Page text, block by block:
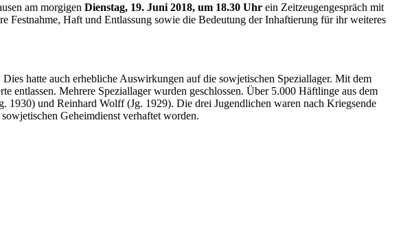
am morgigen Dienstag, 19. Juni 2018, um 18.30 Uhr ein Zeitzeugengespräch mit
Festnahme, Haft und Entlassung sowie die Bedeutung der Inhaftierung für ihr weiteres
hatte auch erhebliche Auswirkungen auf die sowjetischen Speziallager. Mit dem
Mehrere Speziallager wurden geschlossen. Über 5.000 Häftlinge aus dem
1930) und Reinhard Wolff (Jg. 1929). Die drei Jugendlichen waren nach Kriegsende
Geheimdienst verhaftet worden.